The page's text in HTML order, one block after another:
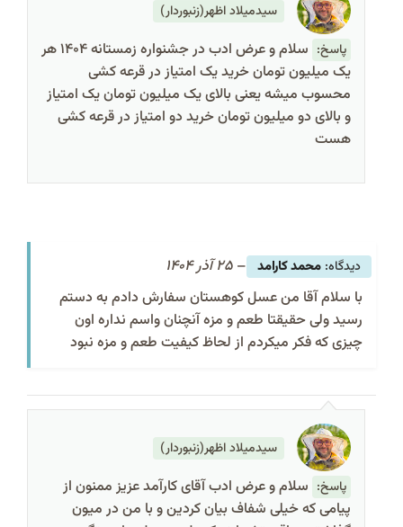
سیدمیلاد اظهر(زنبوردار)
پاسخ:
سلام و عرض ادب در جشنواره زمستانه 1404 هر
یک میلیون تومان خرید یک امتیاز در قرعه کشی
محسوب میشه یعنی بالای یک میلیون تومان یک امتیاز
و بالای دو میلیون تومان خرید دو امتیاز در قرعه کشی
هست
محمد کارامد – 25 آذر 1404
با سلام آقا من عسل کوهستان سفارش دادم به دستم
رسید ولی حقیقتا طعم و مزه آنچنان واسم نداره اون
چیزی که فکر میکردم از لحاظ کیفیت طعم و مزه نبود
سیدمیلاد اظهر(زنبوردار)
پاسخ: سلام و عرض ادب آقای کارآمد عزیز ممنون از
پیامی که خیلی شفاف بیان کردین و با من در میون